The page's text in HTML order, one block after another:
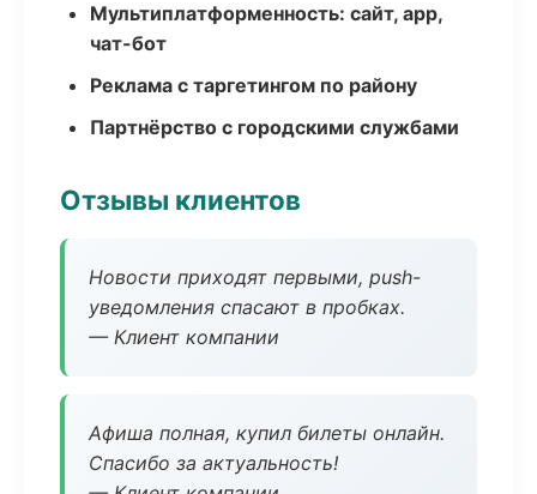
Мультиплатформенность: сайт, app,
чат-бот
Реклама с таргетингом по району
Партнёрство с городскими службами
Отзывы клиентов
Новости приходят первыми, push-
уведомления спасают в пробках.
— Клиент компании
Афиша полная, купил билеты онлайн.
Спасибо за актуальность!